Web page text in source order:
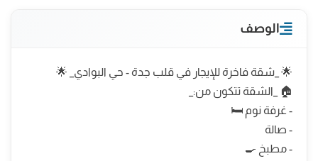
الوصف
🌟 _شقة فاخرة للإيجار في قلب جدة - حي البوادي_ 🌟
🏠 _الشقة تتكون من:_
- غرفة نوم 🛏️
- صالة
- مطبخ 🍳